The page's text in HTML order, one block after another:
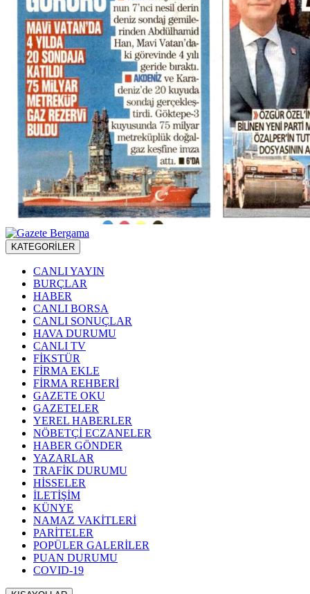
KATEGORİLER
CANLI YAYIN
BURÇLAR
HABER
CANLI BORSA
CANLI SONUÇLAR
HAVA DURUMU
CANLI TV
FİKSTÜR
FİRMA EKLE
FİRMA REHBERİ
GAZETE OKU
GAZETELER
YEREL HABERLER
NÖBETÇİ ECZANELER
HABER GÖNDER
YAZARLAR
TRAFİK DURUMU
HİSSELER
İLETİŞİM
KÜNYE
NAMAZ VAKİTLERİ
PARİTELER
POPÜLER GALERİLER
PUAN DURUMU
COVID-19